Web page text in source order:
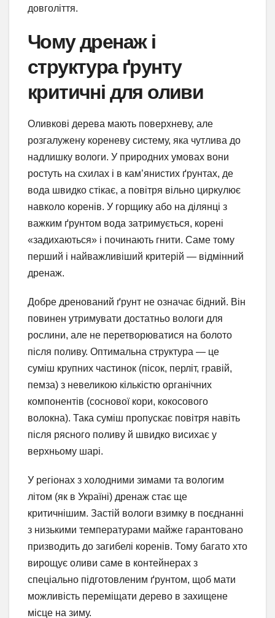
довголіття.
Чому дренаж і
структура ґрунту
критичні для оливи
Оливкові дерева мають поверхневу, але
розгалужену кореневу систему, яка чутлива до
надлишку вологи. У природних умовах вони
ростуть на схилах і в кам’янистих ґрунтах, де
вода швидко стікає, а повітря вільно циркулює
навколо коренів. У горщику або на ділянці з
важким ґрунтом вода затримується, корені
«задихаються» і починають гнити. Саме тому
перший і найважливіший критерій — відмінний
дренаж.
Добре дренований ґрунт не означає бідний. Він
повинен утримувати достатньо вологи для
рослини, але не перетворюватися на болото
після поливу. Оптимальна структура — це
суміш крупних частинок (пісок, перліт, гравій,
пемза) з невеликою кількістю органічних
компонентів (соснової кори, кокосового
волокна). Така суміш пропускає повітря навіть
після рясного поливу й швидко висихає у
верхньому шарі.
У регіонах з холодними зимами та вологим
літом (як в Україні) дренаж стає ще
критичнішим. Застій вологи взимку в поєднанні
з низькими температурами майже гарантовано
призводить до загибелі коренів. Тому багато хто
вирощує оливи саме в контейнерах з
спеціально підготовленим ґрунтом, щоб мати
можливість переміщати дерево в захищене
місце на зиму.